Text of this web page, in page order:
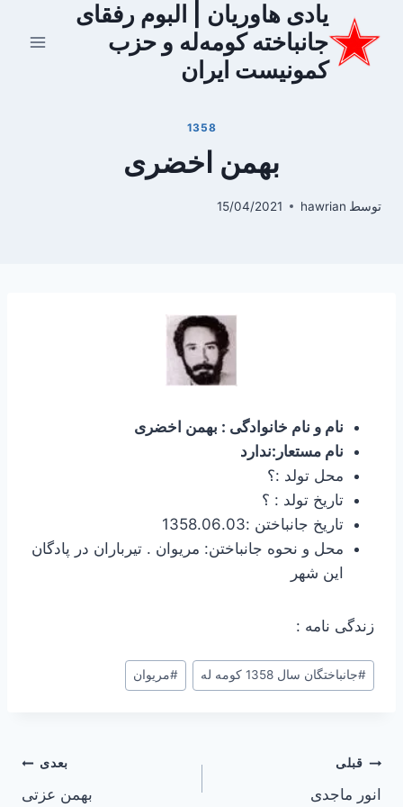
محتوا
یادی هاوریان | البوم رفقای
جانباخته کومه‌له و حزب
کمونیست ایران
1358
بهمن اخضری
توسط hawrian
15/04/2021
نام و نام خانوادگی : بهمن اخضری
نام مستعار:ندارد
محل تولد :؟
تاریخ تولد : ؟
تاریخ جانباختن :1358.06.03
محل و نحوه جانباختن: مریوان . تیرباران در پادگان
این شهر
زندگی نامه :
#جانباختگان سال 1358 کومه له #مریوان
راهبری
قبلی
انور ماجدی
بعدی
بهمن عزتی